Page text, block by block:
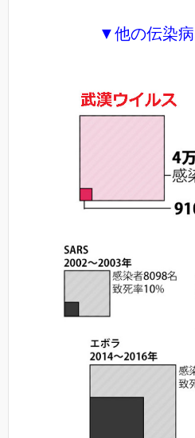
▼他の伝染